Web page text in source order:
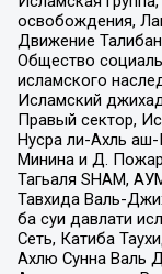
освобождения,
Движение
Общество
исламского
Исламский
Правый сектор,
Нусра ли-Ахль
Минина и Д.
Тагьаля SHAM,
Тавхида Валь-
ба суи давлати
Сеть, Катиба
Ахлю Сунна Валь